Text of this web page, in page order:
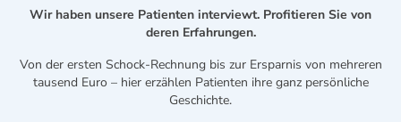
Wir haben unsere Patienten interviewt. Profitieren Sie von
deren Erfahrungen.
Von der ersten Schock-Rechnung bis zur Ersparnis von mehreren
tausend Euro – hier erzählen Patienten ihre ganz persönliche
Geschichte.